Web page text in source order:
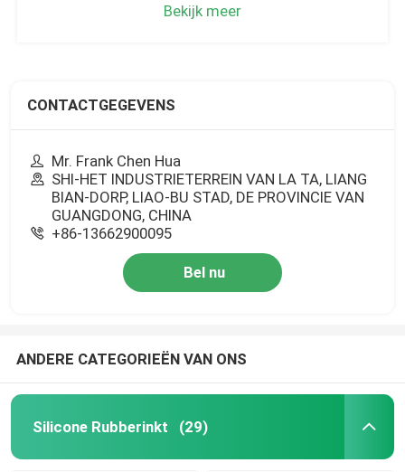
Bekijk meer
CONTACTGEGEVENS
Mr. Frank Chen Hua
SHI-HET INDUSTRIETERREIN VAN LA TA, LIANG
BIAN-DORP, LIAO-BU STAD, DE PROVINCIE VAN
GUANGDONG, CHINA
+86-13662900095
Bel nu
ANDERE CATEGORIEËN VAN ONS
Silicone Rubberinkt (29)